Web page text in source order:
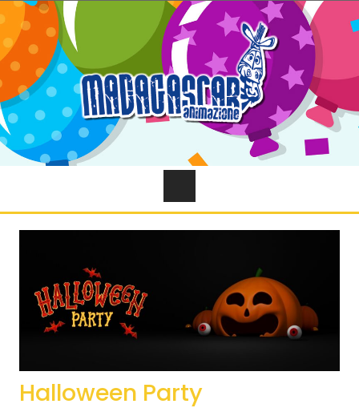
Halloween Party